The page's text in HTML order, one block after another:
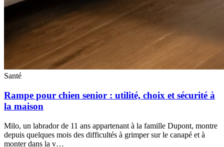
Santé
Rampe pour chien senior : utilité, choix et sécurité à
la maison
Milo, un labrador de 11 ans appartenant à la famille Dupont, montre
depuis quelques mois des difficultés à grimper sur le canapé et à
monter dans la v…